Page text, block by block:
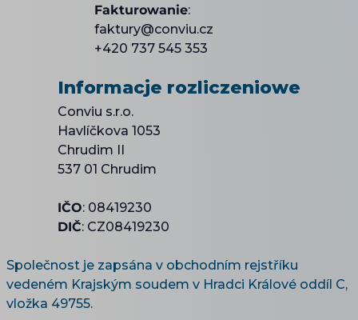
Fakturowanie:
faktury@conviu.cz
+420 737 545 353
Informacje rozliczeniowe
Conviu s.r.o.
Havlíčkova 1053
Chrudim II
537 01 Chrudim
IČO: 08419230
DIČ: CZ08419230
Společnost je zapsána v obchodním rejstříku
vedeném Krajským soudem v Hradci Králové oddíl C,
vložka 49755.